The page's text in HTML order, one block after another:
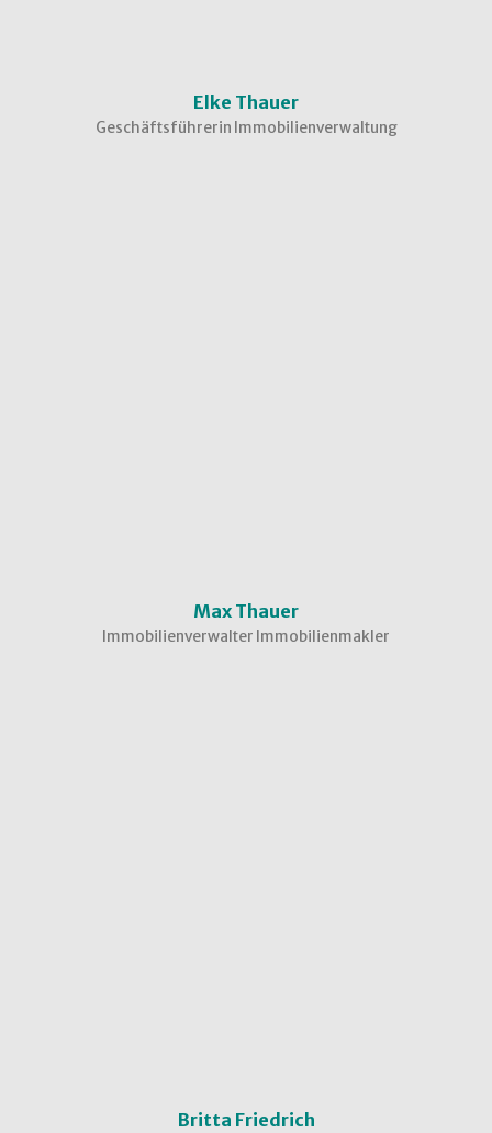
Elke Thauer
Geschäftsführerin Immobilienverwaltung
Max Thauer
Immobilienverwalter Immobilienmakler
Britta Friedrich